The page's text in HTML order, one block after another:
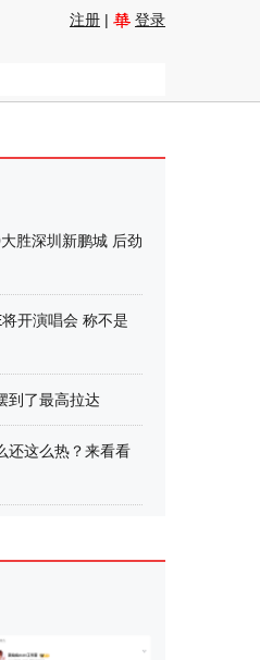
注册 | 登录
胜深圳新鹏城 后劲
开演唱会 称不是
到了最高拉达
还这么热？来看看